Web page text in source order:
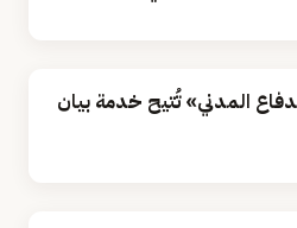
المدني» تُتيح خدمة بيان